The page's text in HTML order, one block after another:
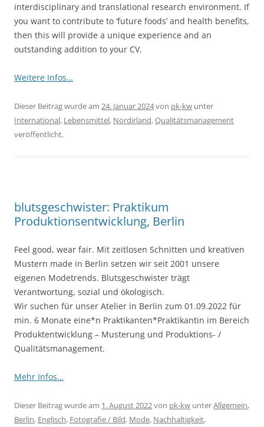
interdisciplinary and translational research environment. If
you want to contribute to ‘future foods’ and health benefits,
then this will provide a unique experience and an
outstanding addition to your CV.
Weitere Infos…
Dieser Beitrag wurde am 24. Januar 2024von pk-kw unter
International, Lebensmittel, Nordirland,Qualitätsmanagement
veröffentlicht.
blutsgeschwister: Praktikum
Produktionsentwicklung, Berlin
Feel good, wear fair. Mit zeitlosen Schnitten und kreativen
Mustern made in Berlin setzen wir seit 2001 unsere
eigenen Modetrends. Blutsgeschwister trägt
Verantwortung, sozial und ökologisch.
Wir suchen für unser Atelier in Berlin zum 01.09.2022 für
min. 6 Monate eine*n Praktikanten*Praktikantin im Bereich
Produktentwicklung – Musterung und Produktions- /
Qualitätsmanagement.
Mehr Infos…
Dieser Beitrag wurde am 1. August 2022von pk-kw unterAllgemein,
Berlin, Englisch, Fotografie / Bild, Mode, Nachhaltigkeit,